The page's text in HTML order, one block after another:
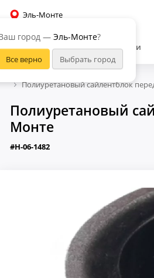
Эль-Монте
город — Эль-Монте?
Автозапчасти
Полиуретановый сайлентблок
Полиуретановый
Монте
#H-06-1482